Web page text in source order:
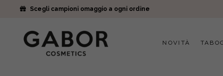
Scegli campioni omaggio a ogni ordine
NOVITÀ